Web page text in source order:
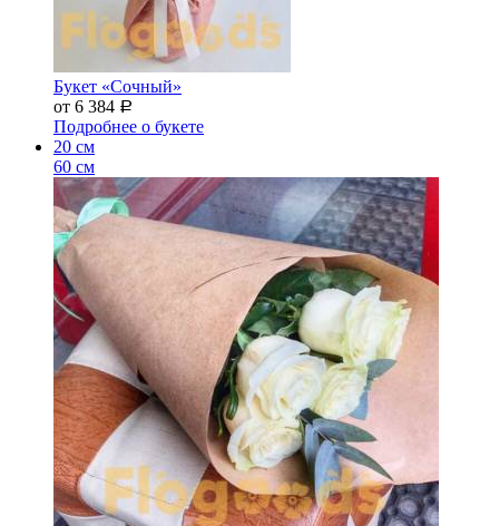
Букет «Сочный»
от 6 384 Р
Подробнее о букете
20 см
60 см